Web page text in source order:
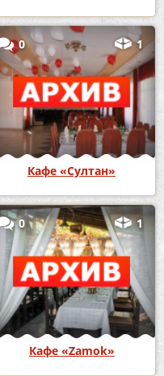
0 1
Кафе «Султан»
0 1
Кафе «Zamok»